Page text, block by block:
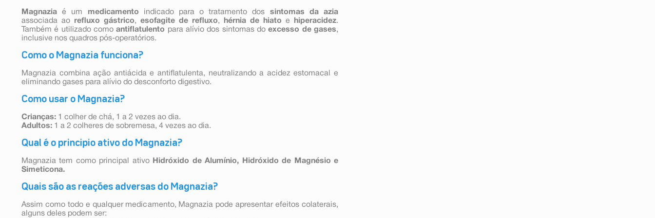
Magnazia é um medicamento indicado para o tratamento dos sintomas da azia
associada ao refluxo gástrico, esofagite de refluxo, hérnia de hiato e hiperacidez.
Também é utilizado comoantiflatulento para alívio dos sintomas doexcesso de gases,
inclusive nos quadros pós-operatórios.
Como o Magnazia funciona?
Magnazia combina ação antiácida e antiflatulenta, neutralizando a acidez estomacal e
eliminando gases para alívio do desconforto digestivo.
Como usar o Magnazia?
Crianças: 1 colher de chá, 1 a 2 vezes ao dia.
Adultos: 1 a 2 colheres de sobremesa, 4 vezes ao dia.
Qual é o principio ativo do Magnazia?
Magnazia tem como principal ativo
Hidróxido de Alumínio, Hidróxido de Magnésio e
Simeticona.
Quais são as reações adversas do Magnazia?
Assim como todo e qualquer medicamento, Magnazia pode apresentar efeitos colaterais,
alguns deles podem ser: